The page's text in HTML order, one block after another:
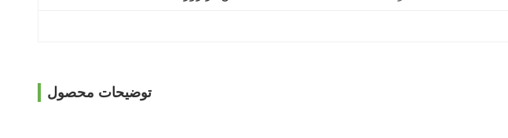
توضیحات محصول